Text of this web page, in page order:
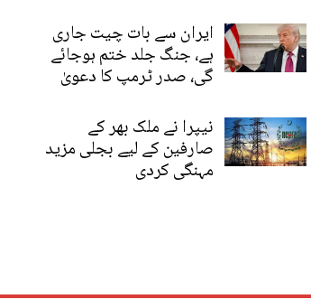
ایران سے بات چیت جاری
ہے، جنگ جلد ختم ہوجائے
گی، صدر ٹرمپ کا دعویٰ
نیپرا نے ملک بھر کے
صارفین کے لیے بجلی مزید
مہنگی کردی